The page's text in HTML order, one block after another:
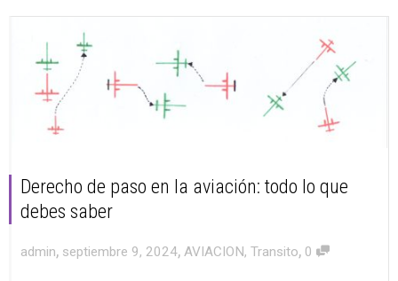
Derecho de paso en la aviación: todo lo que
debes saber
admin, septiembre 9, 2024, AVIACION, Transito, 0